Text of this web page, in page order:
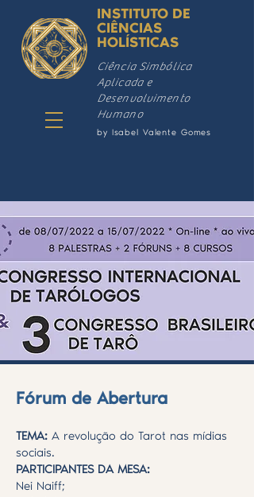
INSTITUTO DE
CIÊNCIAS
HOLÍSTICAS
by Isabel Valente Gomes
Ciência Simbólica
Aplicada e
Desenvolvimento
Humano
Fórum de Abertura
TEMA: A revolução do Tarot nas mídias
sociais.
PARTICIPANTES DA MESA:
Nei Naiff;